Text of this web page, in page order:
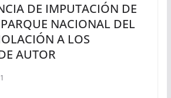
DE IMPUTACIÓN DE
NACIONAL DEL
A LOS
AUTOR